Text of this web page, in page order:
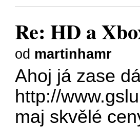
Re: HD a
od martinhamr
Ahoj já zase
http://
maj skvělé